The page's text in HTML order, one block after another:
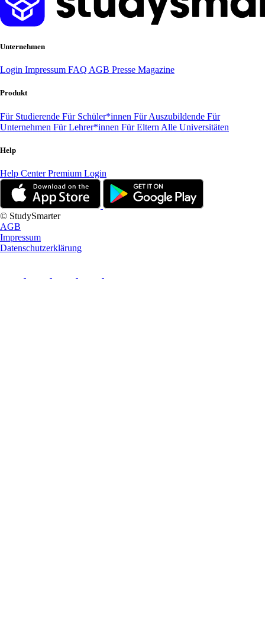
Unternehmen
Login Impressum FAQ AGB Presse Magazine
Produkt
Für Studierende Für Schüler*innen Für Auszubildende Für
Unternehmen Für Lehrer*innen Für Eltern Alle Universitäten
Help
Help CenterPremium Login
© StudySmarter
AGB
Impressum
Datenschutzerklärung